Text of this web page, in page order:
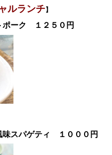
ルランチ】
ーク １２５０円
スパゲティ １０００ 円